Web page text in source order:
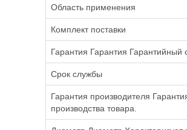
Область применения
Комплект поставки
Гарантия Гарантия Гарантийный
Срок службы
Гарантия производителя
производства товара.